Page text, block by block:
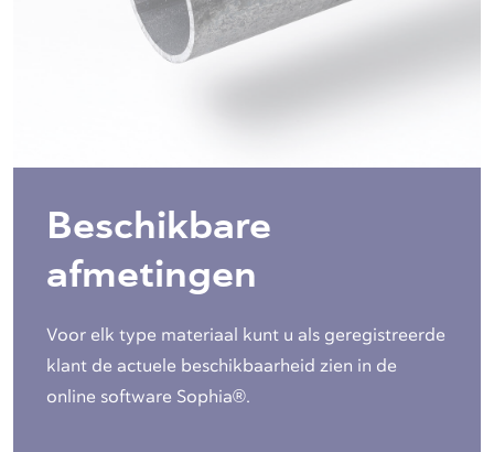
Beschikbare
afmetingen
Voor elk type materiaal kunt u als geregistreerde
klant de actuele beschikbaarheid zien in de
online software Sophia®.